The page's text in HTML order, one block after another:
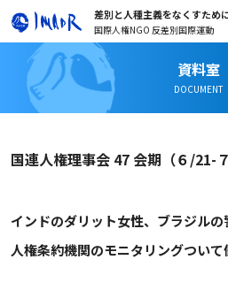
差別と人種主義をなくすため
国際人権NGO 反差別国際運動
資料室
DOCUMENT
国連人権理事会 47 会期（６/21-
インドのダリット女性、ブラジルの
人権条約機関のモニタリングついて